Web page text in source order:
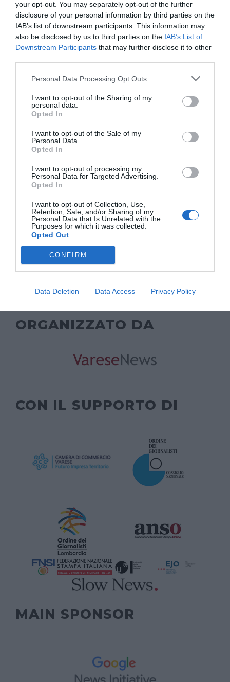
your opt-out. You may separately opt-out of the further
disclosure of your personal information by third parties on the
IAB’s list of downstream participants. This information may
also be disclosed by us to third parties on the IAB’s List of
Downstream Participants that may further disclose it to other
Personal Data Processing Opt Outs
I want to opt-out of the Sharing of my
personal data.
Opted In
I want to opt-out of the Sale of my
Personal Data.
Opted In
I want to opt-out of processing my
Personal Data for Targeted Advertising.
Opted In
I want to opt-out of Collection, Use,
Retention, Sale, and/or Sharing of my
Personal Data that Is Unrelated with the
Purposes for which it was collected.
Opted Out
CONFIRM
Data Deletion Data Access Privacy Policy
Pozzecco, per arrivare ai Meneghin:
Andrea sul parquet e Dino nel
management. La storia di un successo che
diventa storia di uomini, amicizie e
relazioni padre-figlio. Durante la serata
alcuni dei protagonisti di quello storico
Europeo daranno vita ad un talk show
dove i ricordi andranno di pari passo con
realizzazione di un prodotto innovativo per
Le serate hanno inizio alle 21 e sono ad
ingresso libero.
www.festivalglocal.it
ORGANIZZATO DA
CON IL SUPPORTO DI
MAIN SPONSOR